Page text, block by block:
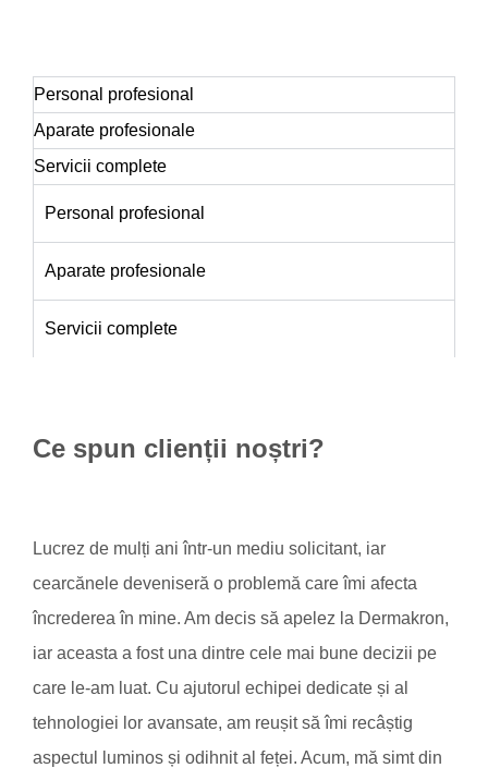
Personal profesional
Aparate profesionale
Servicii complete
Personal profesional
Aparate profesionale
Servicii complete
Ce spun clienții noștri?
Lucrez de mulți ani într-un mediu solicitant, iar
cearcănele deveniseră o problemă care îmi afecta
încrederea în mine. Am decis să apelez la Dermakron,
iar aceasta a fost una dintre cele mai bune decizii pe
care le-am luat. Cu ajutorul echipei dedicate și al
tehnologiei lor avansate, am reușit să îmi recâștig
aspectul luminos și odihnit al feței. Acum, mă simt din